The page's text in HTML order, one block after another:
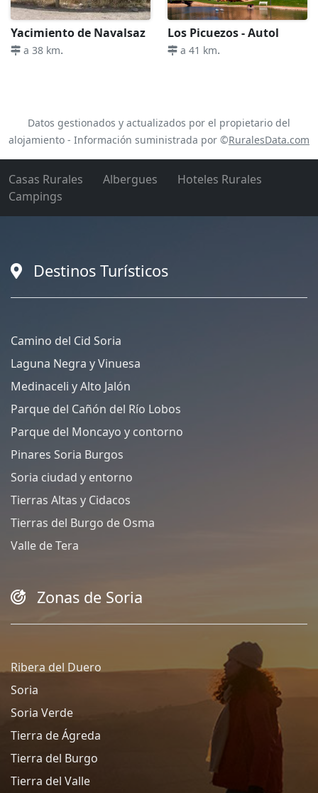
Yacimiento de Navalsaz
a 38 km.
Los Picuezos - Autol
a 41 km.
Datos gestionados y actualizados por el propietario del
alojamiento - Información suministrada por ©RuralesData.com
Casas Rurales Albergues
Hoteles Rurales
Campings
Destinos Turísticos
Camino del Cid Soria
Laguna Negra y Vinuesa
Medinaceli y Alto Jalón
Parque del Cañón del Río Lobos
Parque del Moncayo y contorno
Pinares Soria Burgos
Soria ciudad y entorno
Tierras Altas y Cidacos
Tierras del Burgo de Osma
Valle de Tera
Zonas de Soria
Ribera del Duero
Soria
Soria Verde
Tierra de Ágreda
Tierra del Burgo
Tierra del Valle